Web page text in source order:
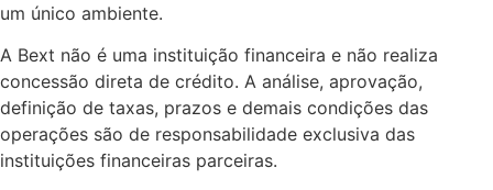
um único ambiente.
A Bext não é uma instituição financeira e não realiza
concessão direta de crédito. A análise, aprovação,
definição de taxas, prazos e demais condições das
operações são de responsabilidade exclusiva das
instituições financeiras parceiras.